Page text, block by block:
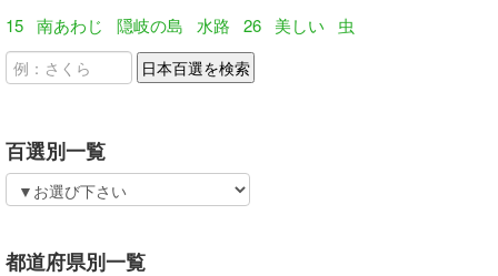
15 南あわじ 隠岐の島 水路 26 美しい 虫
百選別一覧
都道府県別一覧